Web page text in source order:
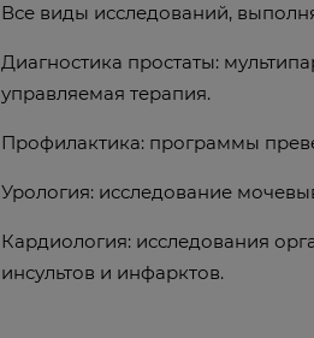
Все виды исследований,
Диагностика простаты:
управляемая терапия.
Профилактика: программы
Урология: исследование
Кардиология: исследования
инсультов и инфарктов.